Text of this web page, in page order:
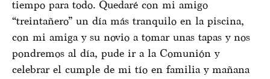
tiempo para todo. Quedaré con mi amigo
“treintañero” un día más tranquilo en la piscina,
con mi amiga y su novio a tomar unas tapas y nos
pondremos al día, pude ir a la Comunión y
celebrar el cumple de mi tío en familia y mañana